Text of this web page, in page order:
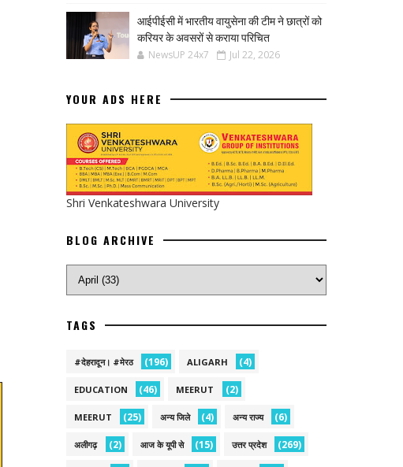
आईपीईसी में भारतीय वायुसेना की टीम ने छात्रों को
करियर के अवसरों से कराया परिचित
NewsUP 24x7 Jul 22, 2026
YOUR ADS HERE
Shri Venkateshwara University
BLOG ARCHIVE
TAGS
#देहरादून। #मेरठ (196) ALIGARH (4)
EDUCATION (46) MEERUT (2)
MEERUT (25) अन्य जिले (4) अन्य राज्य (6)
अलीगढ़ (2) आज के यूपी से (15) उत्तर प्रदेश (269)